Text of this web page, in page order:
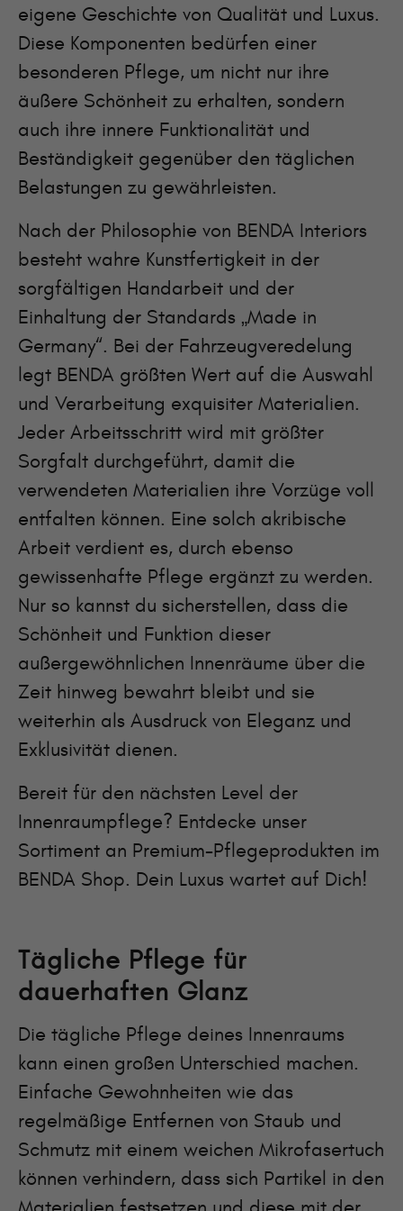
eigene Geschichte von Qualität und Luxus.
Diese Komponenten bedürfen einer
besonderen Pflege, um nicht nur ihre
äußere Schönheit zu erhalten, sondern
auch ihre innere Funktionalität und
Beständigkeit gegenüber den täglichen
Belastungen zu gewährleisten.
Nach der Philosophie von BENDA Interiors
besteht wahre Kunstfertigkeit in der
sorgfältigen Handarbeit und der
Einhaltung der Standards „Made in
Germany“. Bei der Fahrzeugveredelung
legt BENDA größten Wert auf die Auswahl
und Verarbeitung exquisiter Materialien.
Jeder Arbeitsschritt wird mit größter
Sorgfalt durchgeführt, damit die
verwendeten Materialien ihre Vorzüge voll
entfalten können. Eine solch akribische
Arbeit verdient es, durch ebenso
gewissenhafte Pflege ergänzt zu werden.
Nur so kannst du sicherstellen, dass die
Schönheit und Funktion dieser
außergewöhnlichen Innenräume über die
Zeit hinweg bewahrt bleibt und sie
weiterhin als Ausdruck von Eleganz und
Exklusivität dienen.
Bereit für den nächsten Level der
Innenraumpflege? Entdecke unser
Sortiment an Premium-Pflegeprodukten im
BENDA Shop. Dein Luxus wartet auf Dich!
Tägliche Pflege für
dauerhaften Glanz
Die tägliche Pflege deines Innenraums
kann einen großen Unterschied machen.
Einfache Gewohnheiten wie das
regelmäßige Entfernen von Staub und
Schmutz mit einem weichen Mikrofasertuch
können verhindern, dass sich Partikel in den